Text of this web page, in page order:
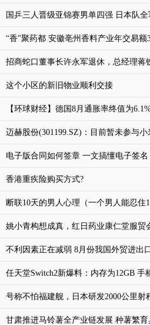
国乒三人晋级亚锦赛男单四强 日本队
“香”聚药都 安徽亳州香料产业年交易额
招商蛇口董事长许永军退休，总经理蒋
这个小区的新旧物业顺利交接
【环球财经】德国8月通胀率终值为
迈赫股份(301199.SZ)：目前暂未参与
电子版合同如何签章 一文搞懂电子签名
香港重疾险购买方式?
断联10天的男人心理（一个男人能忍住
姚小青构想成真，红日药业康仁堂服贸
不利因素正在减弱 8月份我国外贸进出
任天堂Switch2新爆料：内存为12GB 手
号称不怕福建舰，日本研发2000公里射
甘肃推进马铃薯全产业链发展 种薯繁